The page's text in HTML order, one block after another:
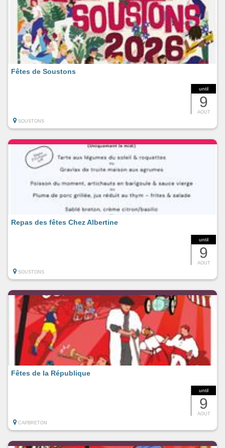
until
9
AOUT
Fêtes de Soustons
SOUSTONS
until
9
AOUT
Repas des fêtes Chez Albertine
SOUSTONS
until
9
AOUT
Fêtes de la République
CAPBRETON